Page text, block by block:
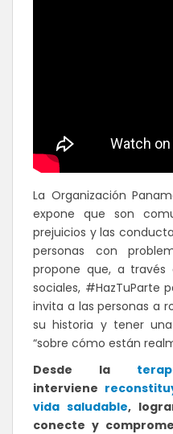
La Organización
expone que son
prejuicios y las
personas con
propone que, a través
sociales, #HazTuParte
invita a las personas a
su historia y tener
“sobre cómo están
Desde la
interviene
vida saludable,
conecte y